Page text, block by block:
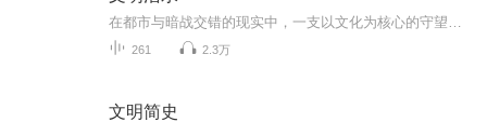
261 2.3万
文明简史